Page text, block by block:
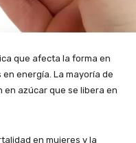
que afecta la forma en
energía. La mayoría de
en azúcar que se libera en
en mujeres y la